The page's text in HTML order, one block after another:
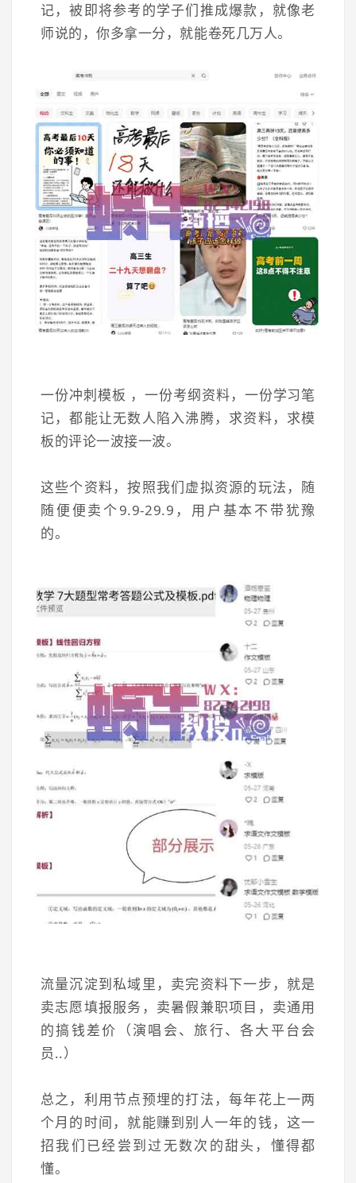
记，被即将参考的学子们推成爆款，就像老
师说的，你多拿一分，就能卷死几万人。
一份冲刺模板 ，一份考纲资料，一份学习笔
记，都能让无数人陷入沸腾，求资料，求模
板的评论一波接一波。
这些个资料，按照我们虚拟资源的玩法，随
随便便卖个9.9-29.9，用户基本不带犹豫
的。
流量沉淀到私域里，卖完资料下一步，就是
卖志愿填报服务，卖暑假兼职项目，卖通用
的搞钱差价（演唱会、旅行、各大平台会
员..）
总之，利用节点预埋的打法，每年花上一两
个月的时间，就能赚到别人一年的钱，这一
招我们已经尝到过无数次的甜头，懂得都
懂。